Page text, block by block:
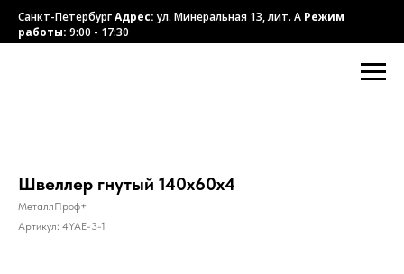
Санкт-ПетербургАдрес:ул. Минеральная 13, лит. А Режим
работы: 9:00 - 17:30
Швеллер гнутый 140x60x4
МеталлПроф+
Артикул: 4YAE-3-1